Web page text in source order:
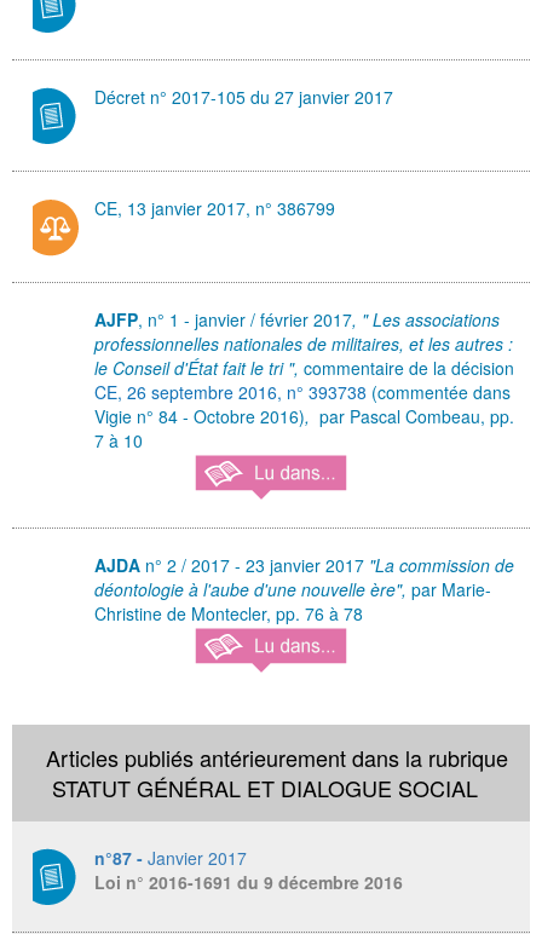
Décret n° 2017-105 du 27 janvier 2017
CE, 13 janvier 2017, n° 386799
AJFP, n° 1 - janvier / février 2017, " Les associations
professionnelles nationales de militaires, et les autres :
le Conseil d'État fait le tri ", commentaire de la décision
CE, 26 septembre 2016, n° 393738 (commentée dans
Vigie n° 84 - Octobre 2016), par Pascal Combeau, pp.
7 à 10
AJDA n° 2 / 2017 - 23 janvier 2017 "La commission de
déontologie à l'aube d'une nouvelle ère", par Marie-
Christine de Montecler, pp. 76 à 78
Articles publiés antérieurement dans la rubrique
STATUT GÉNÉRAL ET DIALOGUE SOCIAL
n°87 - Janvier 2017
Loi n° 2016-1691 du 9 décembre 2016